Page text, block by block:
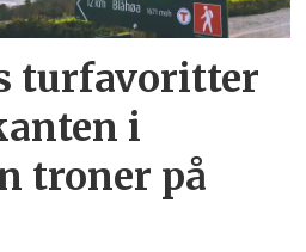
turfavoritter
i
troner på